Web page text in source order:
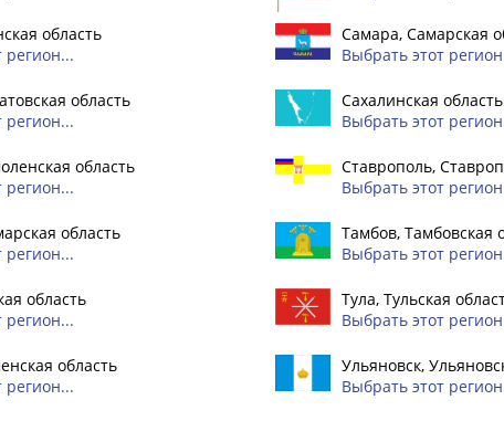
область
регион...
Самара, Самарская
Выбрать этот
область
регион...
Сахалинская область
Выбрать этот
область
регион...
Ставрополь,
Выбрать этот
область
регион...
Тамбов, Тамбовская
Выбрать этот
область
регион...
Тула, Тульская
Выбрать этот
область
регион...
Ульяновск,
Выбрать этот